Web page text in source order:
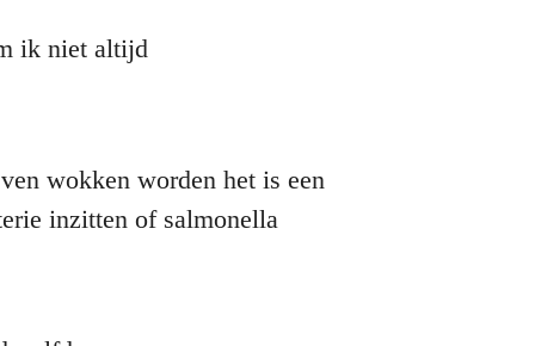
ik niet altijd
wokken worden het is een
inzitten of salmonella